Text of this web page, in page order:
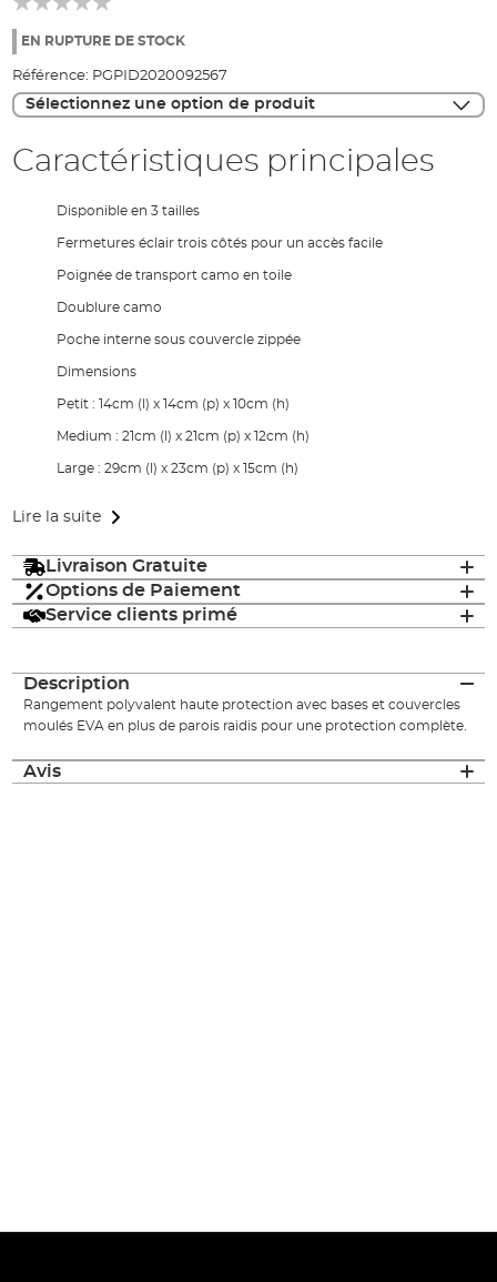
the
gallery
EN RUPTURE DE STOCK
Référence: PGPID2020092567
Sélectionnez une option de produit
Caractéristiques principales
Disponible en 3 tailles
Fermetures éclair trois côtés pour un accès facile
Poignée de transport camo en toile
Doublure camo
Poche interne sous couvercle zippée
Dimensions
Petit : 14cm (l) x 14cm (p) x 10cm (h)
Medium : 21cm (l) x 21cm (p) x 12cm (h)
Large : 29cm (l) x 23cm (p) x 15cm (h)
Lire la suite
Livraison Gratuite
Options de Paiement
Service clients primé
Description
Rangement polyvalent haute protection avec bases et couvercles
moulés EVA en plus de parois raidis pour une protection complète.
Avis